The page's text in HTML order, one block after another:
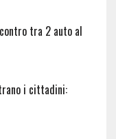
tra 2 auto al
i cittadini: